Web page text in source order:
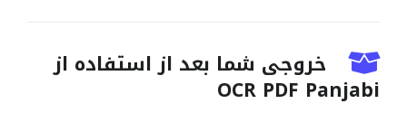
خروجی شما بعد از استفاده از
OCR PDF Panjabi